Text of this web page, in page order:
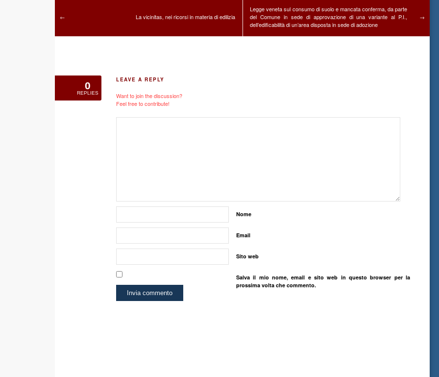
← La vicinitas, nei ricorsi in materia di edilizia
Legge veneta sul consumo di suolo e mancata conferma, da parte
del Comune in sede di approvazione di una variante al P.I.,
dell’edificabilità di un’area disposta in sede di adozione
→
0
REPLIES
LEAVE A REPLY
Want to join the discussion?
Feel free to contribute!
Nome
Email
Sito web
Salva il mio nome, email e sito web in questo browser per la
prossima volta che commento.